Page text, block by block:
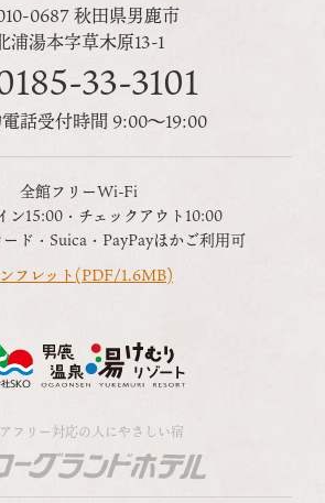
0687 秋田県男鹿市
浦湯本字草木原13-1
33-3101
話受付時間 9:00～19:00
全館フリーWi-Fi
ン15:00・チェックアウト10:00
ド・Suica・PayPayほかご利用可
フレット(PDF/1.6MB)
フリー対応の人にやさしい宿